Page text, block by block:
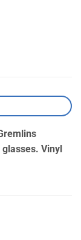
Vinyl